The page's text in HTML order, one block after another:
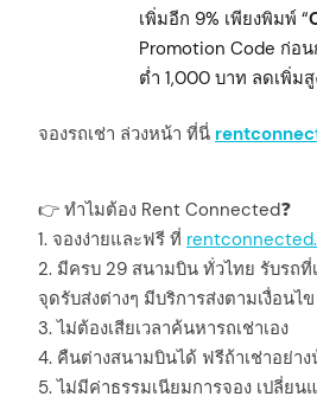
เพิ่มอีก 9% เพียงพิมพ์ “
Promotion Code ก่อน
ต่ำ 1,000 บาท ลดเพิ่ม
จองรถเช่า ล่วงหน้า ที่นี่
👉 ทำไมต้อง Rent Connected❓
1. จองง่ายและฟรี ที่
2. มีครบ 29 สนามบิน ทั่วไทย รับรถที่
จุดรับส่งต่างๆ มีบริการส่งตามเงื่อนไข
3. ไม่ต้องเสียเวลาค้นหารถเช่าเอง
4. คืนต่างสนามบินได้ ฟรีถ้าเช่าอย่า
5. ไม่มีค่าธรรมเนียมการจอง เปลี่ยน